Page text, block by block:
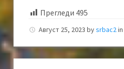
Прегледи 495
Август 25, 2023 bysrbac2in